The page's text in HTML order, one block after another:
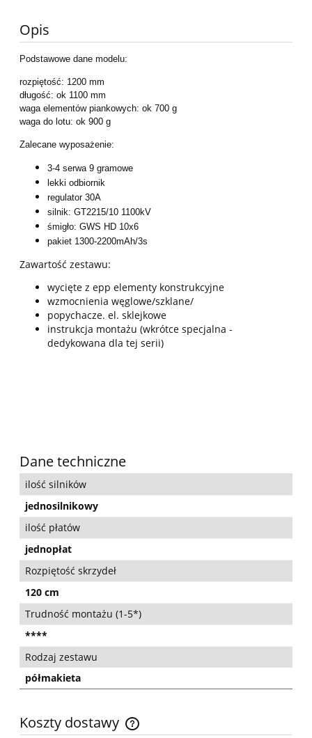
Opis
Podstawowe dane modelu:
rozpiętość: 1200 mm
długość: ok 1100 mm
waga elementów piankowych: ok 700 g
waga do lotu: ok 900 g
Zalecane wyposażenie:
3-4 serwa 9 gramowe
lekki odbiornik
regulator 30A
silnik: GT2215/10 1100kV
śmigło: GWS HD 10x6
pakiet 1300-2200mAh/3s
Zawartość zestawu:
wycięte z epp elementy konstrukcyjne
wzmocnienia węglowe/szklane/
popychacze. el. sklejkowe
instrukcja montażu (wkrótce specjalna -
dedykowana dla tej serii)
Dane techniczne
ilość silników
jednosilnikowy
ilość płatów
jednopłat
Rozpiętość skrzydeł
120 cm
Trudność montażu (1-5*)
****
Rodzaj zestawu
półmakieta
Koszty dostawy
Cena nie zawiera ewentualnych kosztów płatności